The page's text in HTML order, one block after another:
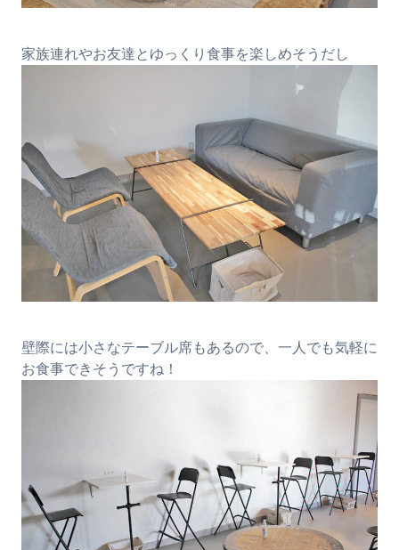
家族連れやお友達とゆっくり食事を楽しめそうだし
壁際には小さなテーブル席もあるので、一人でも気軽に
お食事できそうですね！